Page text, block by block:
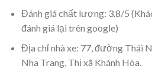
Đánh giá chất lượng: 3.8/5
đánh giá lại trên google)
Địa chỉ nhà xe: 77, đường Thái
Nha Trang, Thị xã Khánh Hòa.